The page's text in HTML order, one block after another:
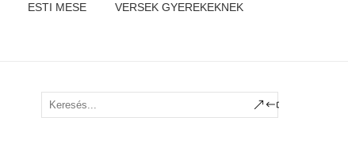
ESTI MESE VERSEK GYEREKEKNEK